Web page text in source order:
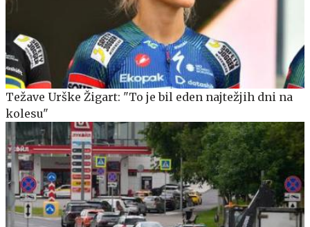
Težave Urške Žigart: "To je bil eden najtežjih dni na
kolesu"